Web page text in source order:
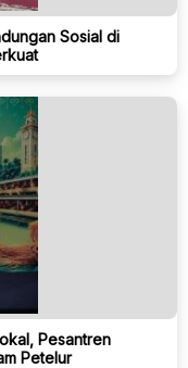
Sosial di
Pesantren
Petelur